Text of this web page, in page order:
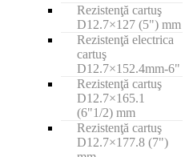
Rezistenţă cartuş
D12.7×127 (5") mm
Rezistenţă electrica
cartuş
D12.7×152.4mm-6"
Rezistenţă cartuş
D12.7×165.1
(6"1/2) mm
Rezistenţă cartuş
D12.7×177.8 (7")